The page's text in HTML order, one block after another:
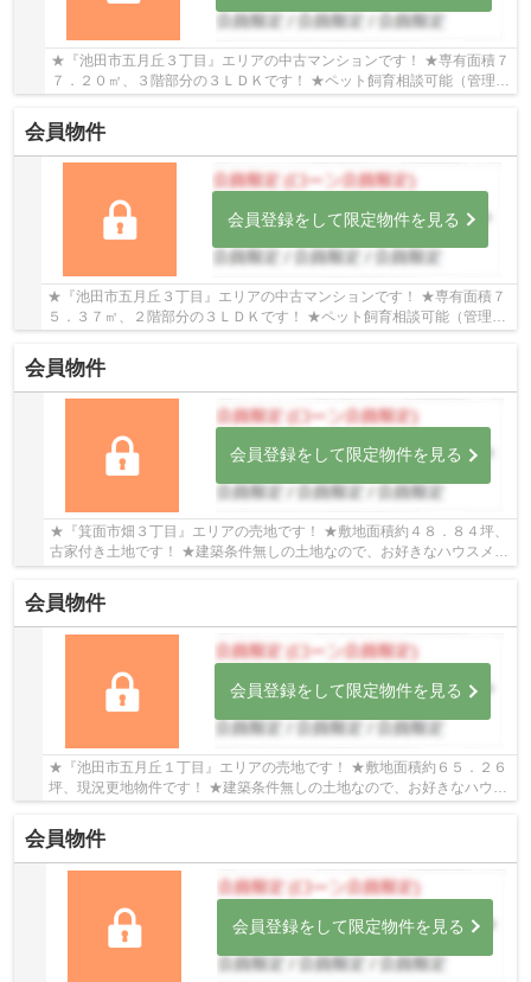
★『池田市五月丘３丁目』エリアの中古マンションです！ ★専有面積７
７．２０㎡、３階部分の３ＬＤＫです！ ★ペット飼育相談可能（管理規
約による制限有り）です！
会員物件
会員登録をして限定物件を見る
★『池田市五月丘３丁目』エリアの中古マンションです！ ★専有面積７
５．３７㎡、２階部分の３ＬＤＫです！ ★ペット飼育相談可能（管理規
約による制限有り）です！ ★令和８年７月リノベ...
会員物件
会員登録をして限定物件を見る
★『箕面市畑３丁目』エリアの売地です！ ★敷地面積約４８．８４坪、
古家付き土地です！ ★建築条件無しの土地なので、お好きなハウスメー
カー・工務店で建築可能です！
会員物件
会員登録をして限定物件を見る
★『池田市五月丘１丁目』エリアの売地です！ ★敷地面積約６５．２６
坪、現況更地物件です！ ★建築条件無しの土地なので、お好きなハウス
会員物件
会員登録をして限定物件を見る